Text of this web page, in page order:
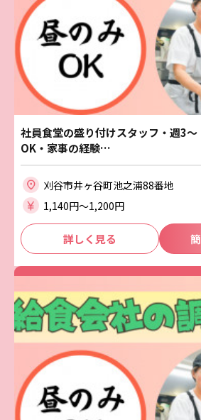
社員食堂の盛り付けスタッフ・週3
OK・家事の経験…
刈谷市井ヶ谷町池之浦88番地
1,140円〜1,200円
詳しく見る